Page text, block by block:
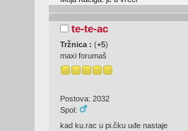
te-te-ac
Tržnica : (+5)
maxi forumaš
Postova: 2032
Spol:
kad ku.rac u pi.čku uđe nastaje